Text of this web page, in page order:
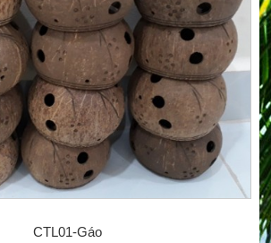
CTL01-Gáo